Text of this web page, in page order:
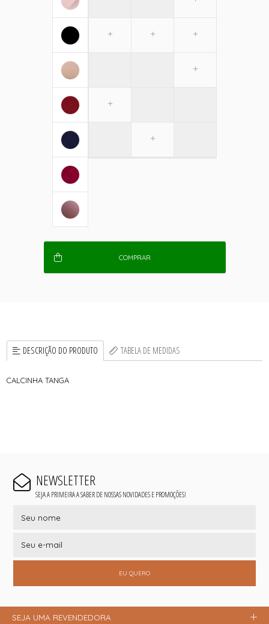
COMPRAR
DESCRIÇÃO DO PRODUTO TABELA DE MEDIDAS
CALCINHA TANGA
NEWSLETTER
SEJA A PRIMEIRA A SABER DE NOSSAS NOVIDADES E PROMOÇÕES!
EU QUERO
SEJA UMA REVENDEDORA